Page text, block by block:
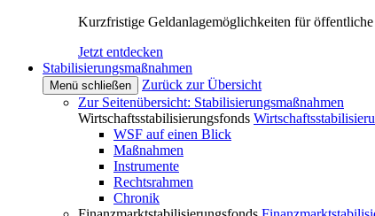
Kurzfristige Geldanlagemöglichkeiten für
Jetzt entdecken
Stabilisierungsmaßnahmen
Menü schließen
Zurück zur Übersicht
Zur Seitenübersicht: Stabilisierungsmaßnahmen
Wirtschaftsstabilisierungsfonds
WSF auf einen Blick
Maßnahmen
Instrumente
Rechtsrahmen
Chronik